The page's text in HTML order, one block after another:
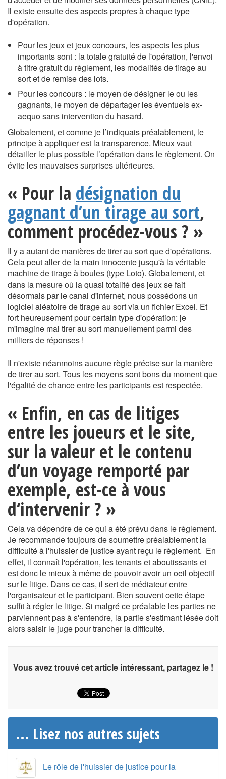
Il existe ensuite des aspects propres à chaque type
d'opération.
Pour les jeux et jeux concours, les aspects les plus
importants sont : la totale gratuité de l'opération, l'envoi
à titre gratuit du règlement, les modalités de tirage au
sort et de remise des lots.
Pour les concours : le moyen de désigner le ou les
gagnants, le moyen de départager les éventuels ex-
aequo sans intervention du hasard.
Globalement, et comme je l’indiquais préalablement, le
principe à appliquer est la transparence. Mieux vaut
détailler le plus possible l’opération dans le règlement. On
évite les mauvaises surprises ultérieures.
« Pour la désignation du
gagnant d’un tirage au sort,
comment procédez-vous ? »
Il y a autant de manières de tirer au sort que d'opérations.
Cela peut aller de la main innocente jusqu'à la véritable
machine de tirage à boules (type Loto). Globalement, et
dans la mesure où la quasi totalité des jeux se fait
désormais par le canal d'internet, nous possédons un
logiciel aléatoire de tirage au sort via un fichier Excel. Et
fort heureusement pour certain type d'opération: je
m'imagine mal tirer au sort manuellement parmi des
milliers de réponses !
Il n'existe néanmoins aucune règle précise sur la manière
de tirer au sort. Tous les moyens sont bons du moment que
l'égalité de chance entre les participants est respectée.
« Enfin, en cas de litiges
entre les joueurs et le site,
sur la valeur et le contenu
d’un voyage remporté par
exemple, est-ce à vous
d‘intervenir ? »
Cela va dépendre de ce qui a été prévu dans le règlement.
Je recommande toujours de soumettre préalablement la
difficulté à l'huissier de justice ayant reçu le règlement. En
effet, il connaît l'opération, les tenants et aboutissants et
est donc le mieux à même de pouvoir avoir un oeil objectif
sur le litige. Dans ce cas, il sert de médiateur entre
l'organisateur et le participant. Bien souvent cette étape
suffit à régler le litige. Si malgré ce préalable les parties ne
parviennent pas à s'entendre, la partie s'estimant lésée doit
alors saisir le juge pour trancher la difficulté.
Vous avez trouvé cet article intéressant, partagez le !
... Lisez nos autres sujets
Le rôle de l'huissier de justice pour la